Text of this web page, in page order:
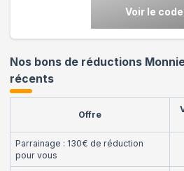
Voir le code
Nos bons de réductions
récents
Offre
Parrainage : 130€ de réduction
pour vous